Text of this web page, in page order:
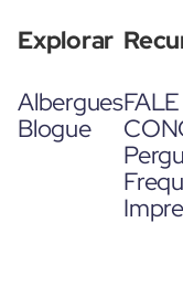
Explorar
Albergues
Blogue
FALE